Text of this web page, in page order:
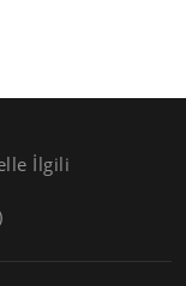
İlgili